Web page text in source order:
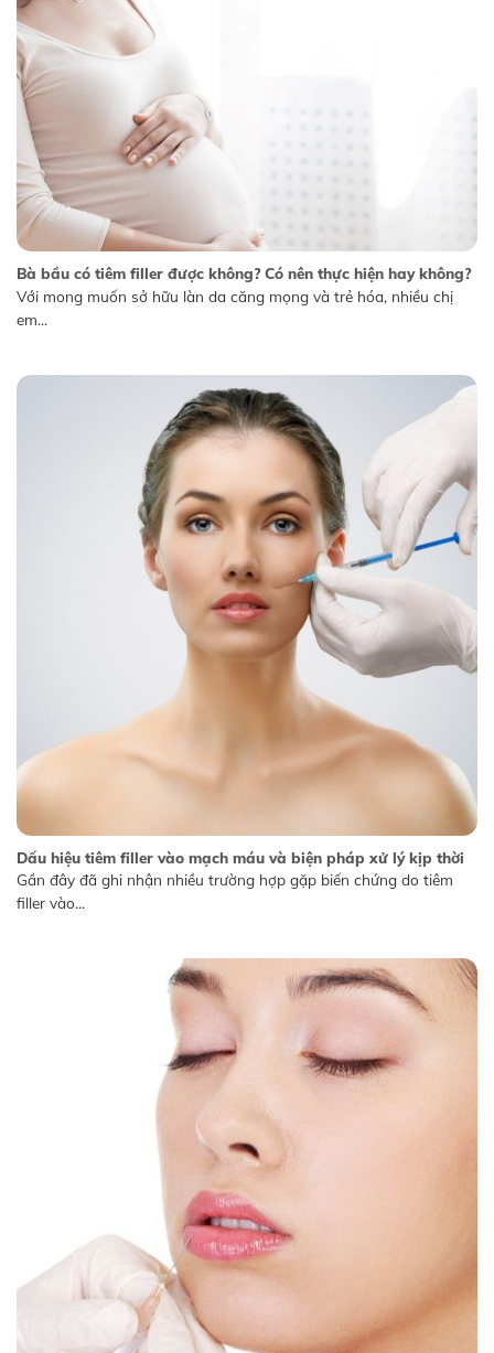
Bà bầu có tiêm filler được không? Có nên thực hiện hay không?
Với mong muốn sở hữu làn da căng mọng và trẻ hóa, nhiều chị
em...
Dấu hiệu tiêm filler vào mạch máu và biện pháp xử lý kịp thời
Gần đây đã ghi nhận nhiều trường hợp gặp biến chứng do tiêm
filler vào...